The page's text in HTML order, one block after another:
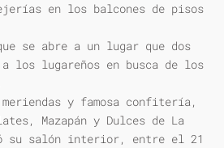
en los balcones de pisos
se abre a un lugar que dos
los lugareños en busca de los
y famosa confitería,
Mazapán y Dulces de La
su salón interior, entre el 21